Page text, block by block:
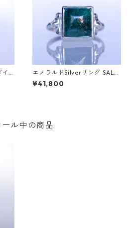
イ
[F
エメラルドSilverリング SALG
A(サルガ）[S005]
¥41,800
ール中の商品